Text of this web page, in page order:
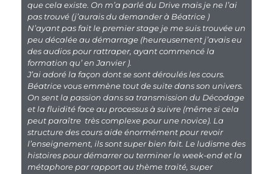
que cela existe. On m’a parlé du Drive mais je ne l’ai
pas trouvé (j’aurais du demander à Béatrice )
N’ayant pas fait le premier stage je me suis trouvée un
peu décalée au démarrage (heureusement j’avais eu
des audios pour rattraper, ayant commencé la
formation qu’ en Janvier ).
J’ai adoré la façon dont se sont déroulés les cours.
Béatrice vous emmène tout de suite dans son univers.
On sent la passion dans sa transmission du Décodage
et la fluidité face au processus à suivre (même si cela
peut paraître très complexe pour une novice). La
structure des cours aide énormément pour revoir
l’enseignement, ils sont super bien fait. Le ludisme des
histoires pour démarrer ou terminer le week-end et la
métaphore par rapport au thème traité, super